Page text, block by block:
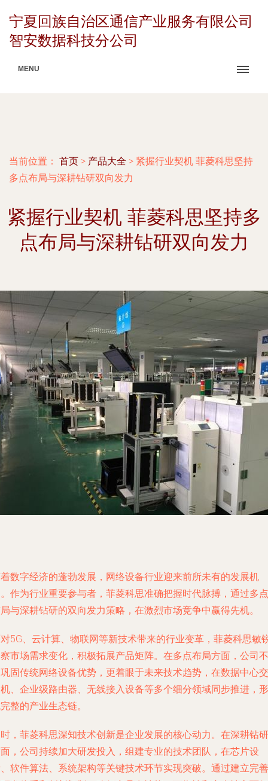
宁夏回族自治区通信产业服务有限公司
智安数据科技分公司
MENU
当前位置： 首页 > 产品大全 > 紧握行业契机 菲菱科思坚持
多点布局与深耕钻研双向发力
紧握行业契机 菲菱科思坚持多
点布局与深耕钻研双向发力
数字经济的蓬勃发展，网络设备行业迎来前所未有的发展机
作为行业重要参与者，菲菱科思准确把握时代脉搏，通过多点
与深耕钻研的双向发力策略，在激烈市场竞争中赢得先机。
5G、云计算、物联网等新技术带来的行业变革，菲菱科思敏
市场需求变化，积极拓展产品矩阵。在多点布局方面，公司不
固传统网络设备优势，更着眼于未来技术趋势，在数据中心交
、企业级路由器、无线接入设备等多个细分领域同步推进，形
整的产业生态链。
，菲菱科思深知技术创新是企业发展的核心动力。在深耕钻研
，公司持续加大研发投入，组建专业的技术团队，在芯片设
软件算法、系统架构等关键技术环节实现突破。通过建立完善